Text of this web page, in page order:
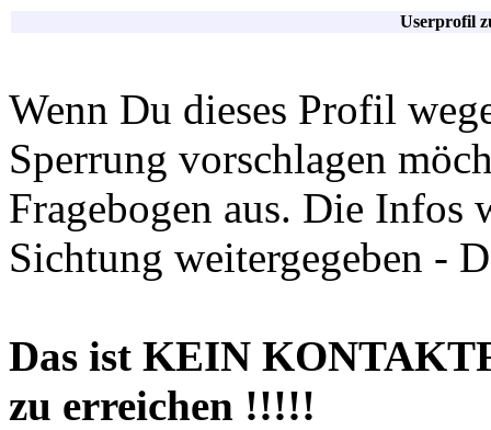
Userprofil
Wenn Du dieses Profil
Sperrung vorschlagen
Fragebogen aus. Die Infos
Sichtung weitergegeben -
Das ist KEIN
zu erreichen !!!!!